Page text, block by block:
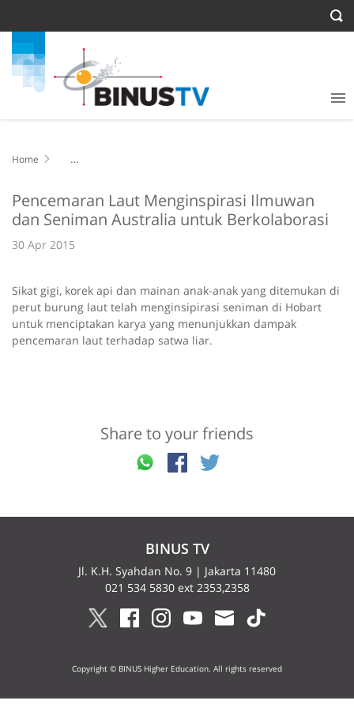
Home
Pencemaran Laut Menginspirasi Ilmuwan
dan Seniman Australia untuk Berkolaborasi
30 Apr 2015
Sikat gigi, korek api dan mainan anak-anak yang ditemukan di
perut burung laut telah menginsipirasi seniman di Hobart
untuk menciptakan karya yang menunjukkan dampak
pencemaran laut terhadap satwa liar.
Share to your friends
BINUS TV
Jl. K.H. Syahdan No. 9 | Jakarta 11480
021 534 5830 ext 2353,2358
Copyright © BINUS Higher Education. All rights reserved